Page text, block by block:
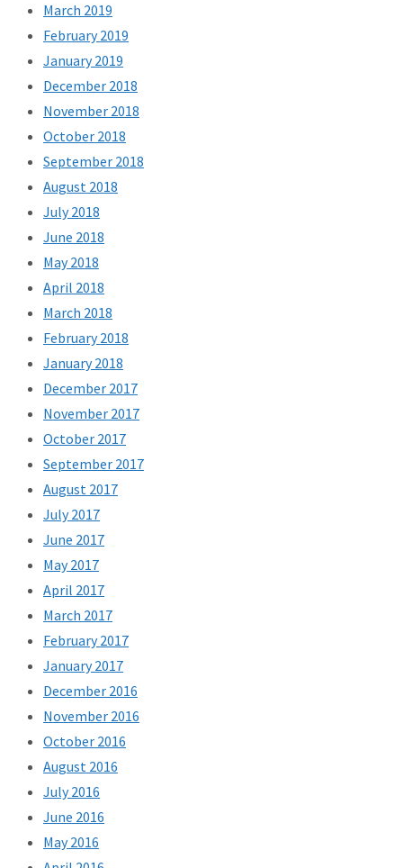
March 2019
February 2019
January 2019
December 2018
November 2018
October 2018
September 2018
August 2018
July 2018
June 2018
May 2018
April 2018
March 2018
February 2018
January 2018
December 2017
November 2017
October 2017
September 2017
August 2017
July 2017
June 2017
May 2017
April 2017
March 2017
February 2017
January 2017
December 2016
November 2016
October 2016
August 2016
July 2016
June 2016
May 2016